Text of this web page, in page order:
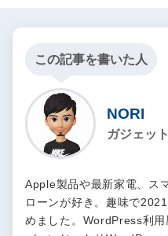
この記事を書いた人
NORI
ガジェッ
Apple製品や最新家電、ス
ローンが好き。趣味で
めました。WordPress利